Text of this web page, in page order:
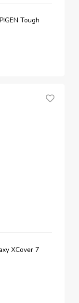
Tough
XCover 7